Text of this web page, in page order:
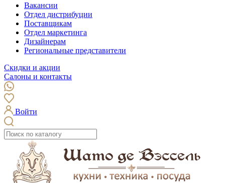
Вакансии
Отдел дистрибуции
Поставщикам
Отдел маркетинга
Дизайнерам
Региональные представители
Скидки и акции
Салоны и контакты
Войти